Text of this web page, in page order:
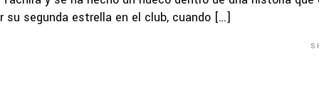
su segunda estrella en el club, cuando […]